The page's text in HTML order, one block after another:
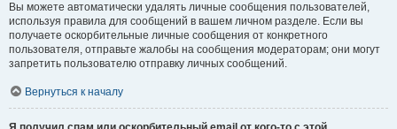
Вы можете автоматически удалять личные сообщения пользователей,
используя правила для сообщений в вашем личном разделе. Если вы
получаете оскорбительные личные сообщения от конкретного
пользователя, отправьте жалобы на сообщения модераторам; они могут
запретить пользователю отправку личных сообщений.
Вернуться к началу